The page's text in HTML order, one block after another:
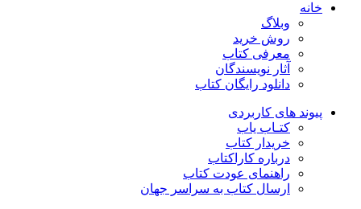
خانه
وبلاگ
روش خرید
معرفی کتاب
آثار نویسندگان
دانلود رایگان کتاب
پیوند های کاربردی
کتـاب یاب
خریدار کتاب
درباره کاراکتاب
راهنمای عودت کتاب
ارسال کتاب به سراسر جهان